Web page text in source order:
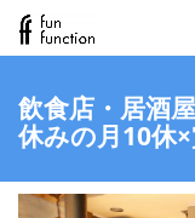
飲食店・居酒
休みの月10休×